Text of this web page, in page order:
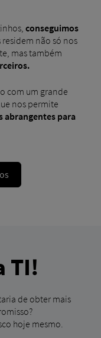
conseguimos
residem não só nos
mas também
com um grande
nos permite
abrangentes para
TI!
de obter mais
hoje mesmo.